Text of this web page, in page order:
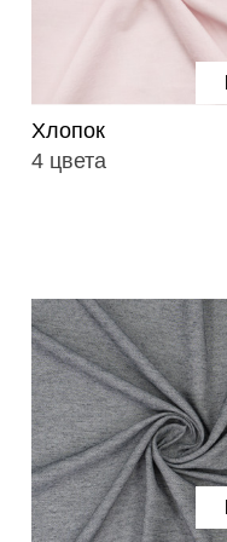
Хлопок
4 цвета